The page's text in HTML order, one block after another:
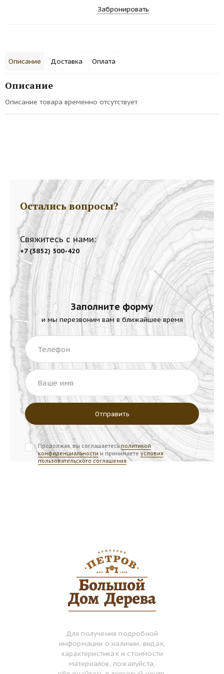
Забронировать
Описание Доставка Оплата
Описание
Описание товара временно отсутствует
Остались вопросы?
Свяжитесь с нами:
+7 (3852) 500-420
Заполните форму
и мы перезвоним вам в ближайшее время
Телефон
Ваше имя
Продолжая, вы соглашаетесьполитикой
конфиденциальности и принимаете условия
пользовательского соглашения.
Для получения подробной
информации о наличии, видах,
характеристиках и стоимости
материалов, пожалуйста,